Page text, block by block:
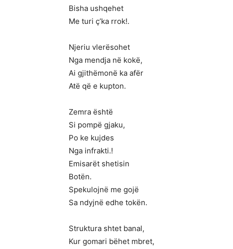
Bisha ushqehet
Me turi ç’ka rrok!.
Njeriu vlerësohet
Nga mendja në kokë,
Ai gjithëmonë ka afër
Atë që e kupton.
Zemra është
Si pompë gjaku,
Po ke kujdes
Nga infrakti.!
Emisarët shetisin
Botën.
Spekulojnë me gojë
Sa ndyjnë edhe tokën.
Struktura shtet banal,
Kur gomari bëhet mbret,